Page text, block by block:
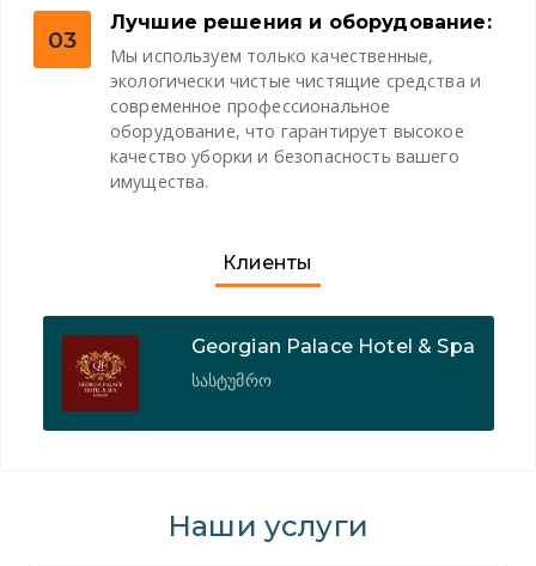
03
Лучшие решения и оборудование:
Мы используем только качественные,
экологически чистые чистящие средства и
современное профессиональное
оборудование, что гарантирует высокое
качество уборки и безопасность вашего
имущества.
Клиенты
Georgian Palace Hotel & Spa
სასტუმრო
Наши услуги